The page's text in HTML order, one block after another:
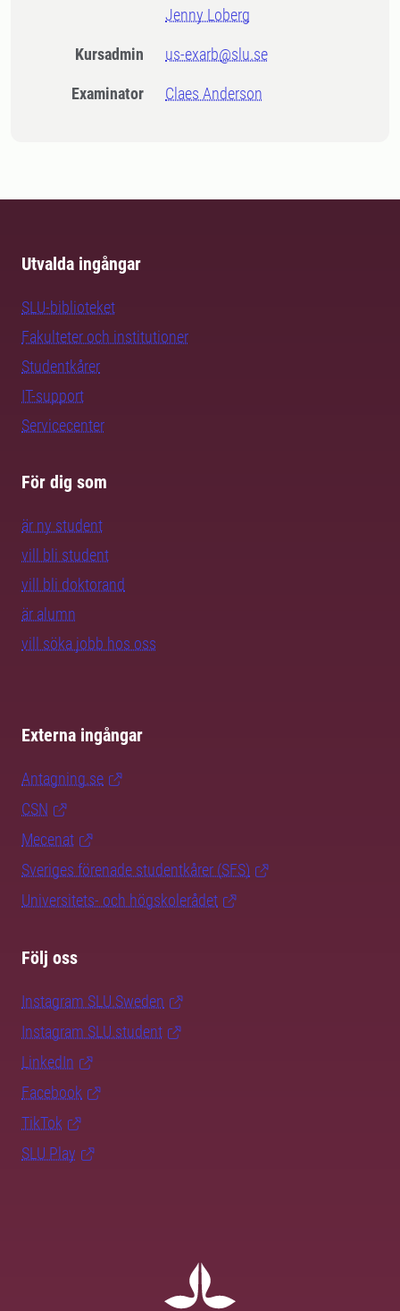
Jenny Loberg
Kursadmin us-exarb@slu.se
Examinator Claes Anderson
Utvalda ingångar
SLU-biblioteket
Fakulteter och institutioner
Studentkårer
IT-support
Servicecenter
För dig som
är ny student
vill bli student
vill bli doktorand
är alumn
vill söka jobb hos oss
Externa ingångar
Antagning.se
CSN
Mecenat
Sveriges förenade studentkårer (SFS)
Universitets- och högskolerådet
Följ oss
Instagram SLU.Sweden
Instagram SLU.student
LinkedIn
Facebook
TikTok
SLU Play